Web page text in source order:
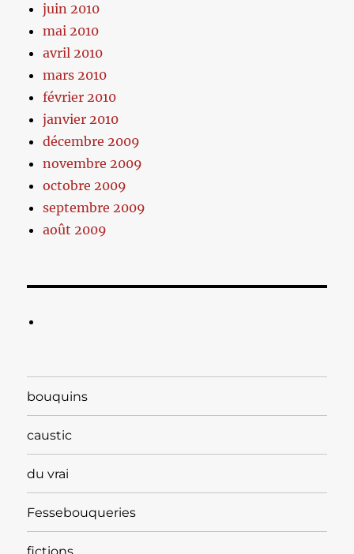
juin 2010
mai 2010
avril 2010
mars 2010
février 2010
janvier 2010
décembre 2009
novembre 2009
octobre 2009
septembre 2009
août 2009
bouquins
caustic
du vrai
Fessebouqueries
fictions